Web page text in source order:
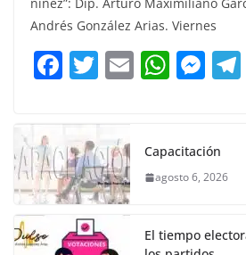
e
b
o
k
er l s
A
p
e
n
g
niñez”: Dip. Arturo Maximiliano
Andrés González Arias. Viernes
F
c
e
b
o
o
T
itt
er
E W
s
A
p
M
e
n
er
Capacitación
agosto 6, 2026
El tiempo